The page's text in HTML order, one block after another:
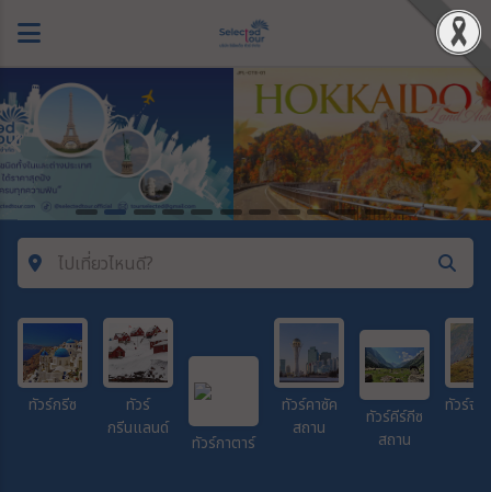
ไปเที่ยวไหนดี?
ค้นหาโปรแกรมทัวร์
คำค้นหา
ทัวร์กรีซ
ทัวร์
กรีนแลนด์
ทัวร์กาตาร์
ทัวร์คาซัค
สถาน
ทัวร์คีร์กีซ
สถาน
ทัวร์จอ